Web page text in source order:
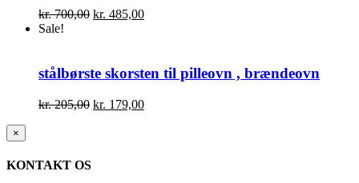
kr.700,00 Den
kr. 700,00.
kr. 485,00Den
kr. 485,00.
Sale!
stålbørste skorsten til pilleovn , brændeovn
kr.205,00 Den
kr. 179,00Den
Close
product
view
×
KONTAKT OS